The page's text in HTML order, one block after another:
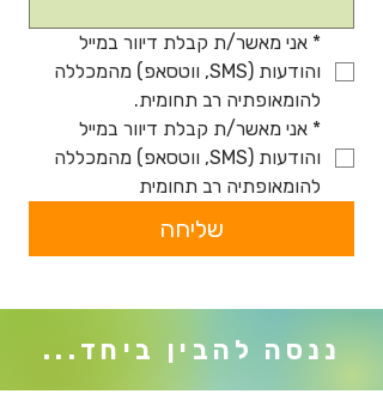
*
להומאופתיה רב תחומית.
*
להומאופתיה רב תחומית
שליחה
ננסה להבין ביחד...